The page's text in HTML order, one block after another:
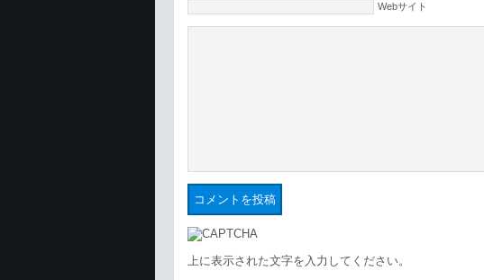
Webサイト
上に表示された文字を入力してください。